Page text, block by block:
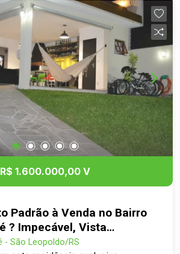
de extensão, a casa oferece
e excelente potencial de uso.
para morar ou investir!
R$ 1.600.000,00 V
Padrão à Venda no Bairro
? Impecável, Vista
- São Leopoldo/RS